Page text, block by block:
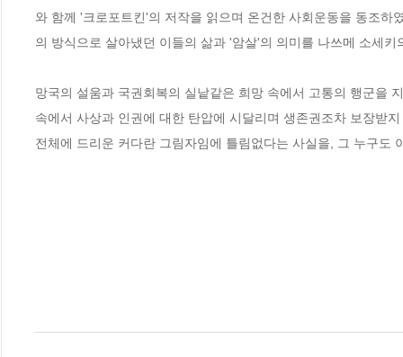
와 함께 '크로포트킨'의 저작을 읽으며 온건한 사회운동을 동조
의 방식으로 살아냈던 이들의 삶과 '암살'의 의미를 나쓰메 소세
망국의 설움과 국권회복의 실낱같은 희망 속에서 고통의 행군을
속에서 사상과 인권에 대한 탄압에 시달리며 생존권조차 보장받
전체에 드리운 커다란 그림자임에 틀림없다는 사실을, 그 누구도